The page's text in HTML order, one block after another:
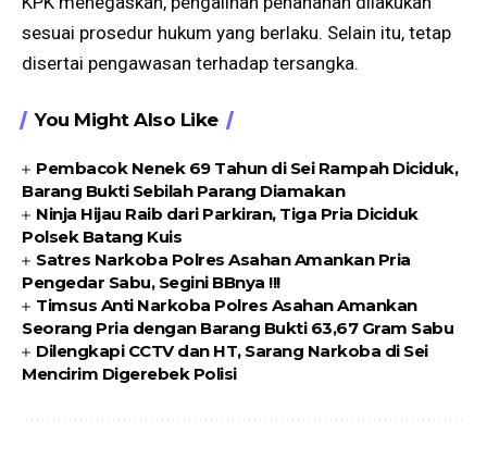
sesuai prosedur hukum yang berlaku. Selain itu, tetap
disertai pengawasan terhadap tersangka.
You Might Also Like
Pembacok Nenek 69 Tahun di Sei Rampah Diciduk,
Barang Bukti Sebilah Parang Diamakan
Ninja Hijau Raib dari Parkiran, Tiga Pria Diciduk
Polsek Batang Kuis
Satres Narkoba Polres Asahan Amankan Pria
Pengedar Sabu, Segini BBnya !!!
Timsus Anti Narkoba Polres Asahan Amankan
Seorang Pria dengan Barang Bukti 63,67 Gram Sabu
Dilengkapi CCTV dan HT, Sarang Narkoba di Sei
Mencirim Digerebek Polisi